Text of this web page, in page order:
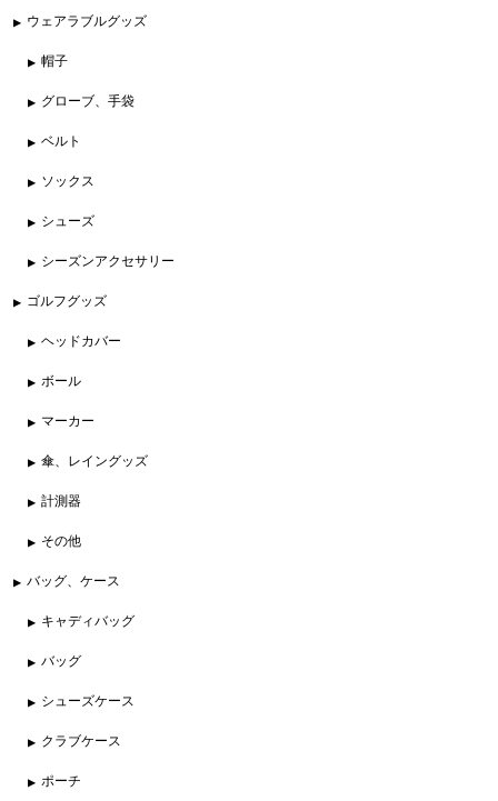
ウェアラブルグッズ
帽子
グローブ、手袋
ベルト
ソックス
シューズ
シーズンアクセサリー
ゴルフグッズ
ヘッドカバー
ボール
マーカー
傘、レイングッズ
計測器
その他
バッグ、ケース
キャディバッグ
バッグ
シューズケース
クラブケース
ポーチ